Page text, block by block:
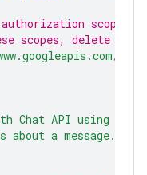
scopes.
scopes, delete
Chat API using app
about a message.